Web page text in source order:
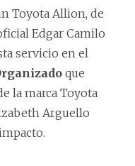
Toyota Allion, de
Edgar Camilo
servicio en el
que
la marca Toyota
Arguello